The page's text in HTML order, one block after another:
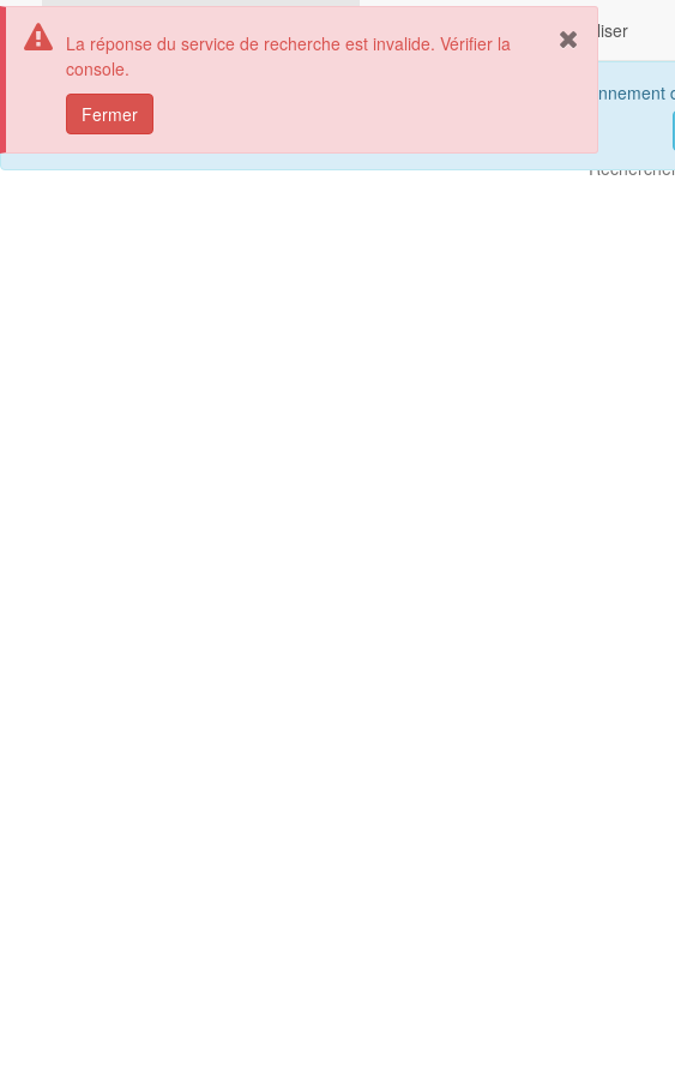
La réponse du service de recherche est invalide. Vérifier la
console.
Fermer
Visualiser
Les cookies assurent le bon